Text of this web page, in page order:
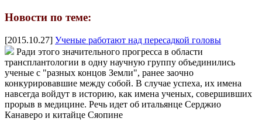
Новости по теме:
[2015.10.27] Ученые работают над пересадкой головы
Ради этого значительного прогресса в области
трансплантологии в одну научную группу объединились
ученые с "разных концов Земли", ранее заочно
конкурировавшие между собой. В случае успеха, их имена
навсегда войдут в историю, как имена ученых, совершивших
прорыв в медицине. Речь идет об итальянце Серджио
Канаверо и китайце Сяопине